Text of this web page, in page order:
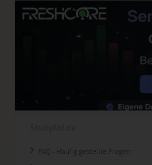
FAQ - Häufig gestellte Fragen